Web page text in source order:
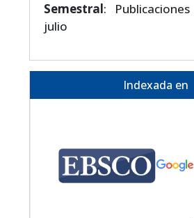
Semestral:
julio
Indexada en